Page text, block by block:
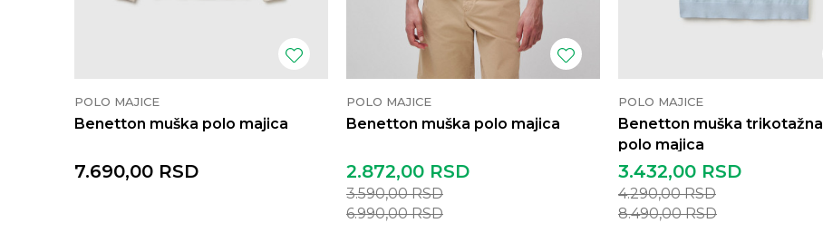
POLO MAJICE
Benetton muška polo majica
7.690,00 RSD
POLO MAJICE
Benetton muška polo majica
2.872,00 RSD
3.590,00RSD
6.990,00RSD
POLO MAJICE
Benetton muška trikotažna
polo majica
3.432,00 RSD
4.290,00RSD
8.490,00RSD